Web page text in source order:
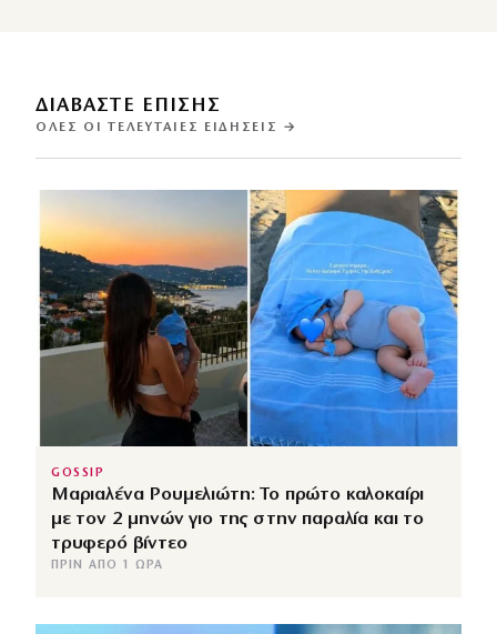
ΔΙΑΒΑΣΤΕ ΕΠΙΣΗΣ
ΌΛΕΣ ΟΙ ΤΕΛΕΥΤΑΊΕΣ ΕΙΔΉΣΕΙΣ →
GOSSIP
Μαριαλένα Ρουμελιώτη: Το πρώτο καλοκαίρι
με τον 2 μηνών γιο της στην παραλία και το
τρυφερό βίντεο
ΠΡΙΝ ΑΠΌ 1 ΏΡΑ